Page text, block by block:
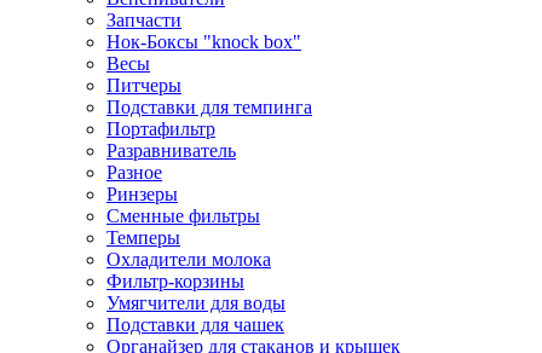
Запчасти
Нок-Боксы "knock box"
Весы
Питчеры
Подставки для темпинга
Портафильтр
Разравниватель
Разное
Ринзеры
Сменные фильтры
Темперы
Охладители молока
Фильтр-корзины
Умягчители для воды
Подставки для чашек
Органайзер для стаканов и крышек